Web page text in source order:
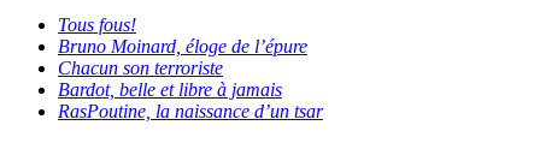
Tous fous!
Bruno Moinard, éloge de l’épure
Chacun son terroriste
Bardot, belle et libre à jamais
RasPoutine, la naissance d’un tsar